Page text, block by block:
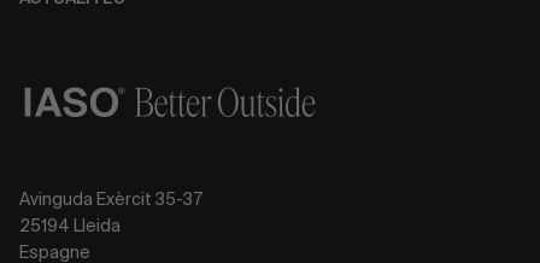
Avinguda Exèrcit 35-37
25194 Lleida
Espagne